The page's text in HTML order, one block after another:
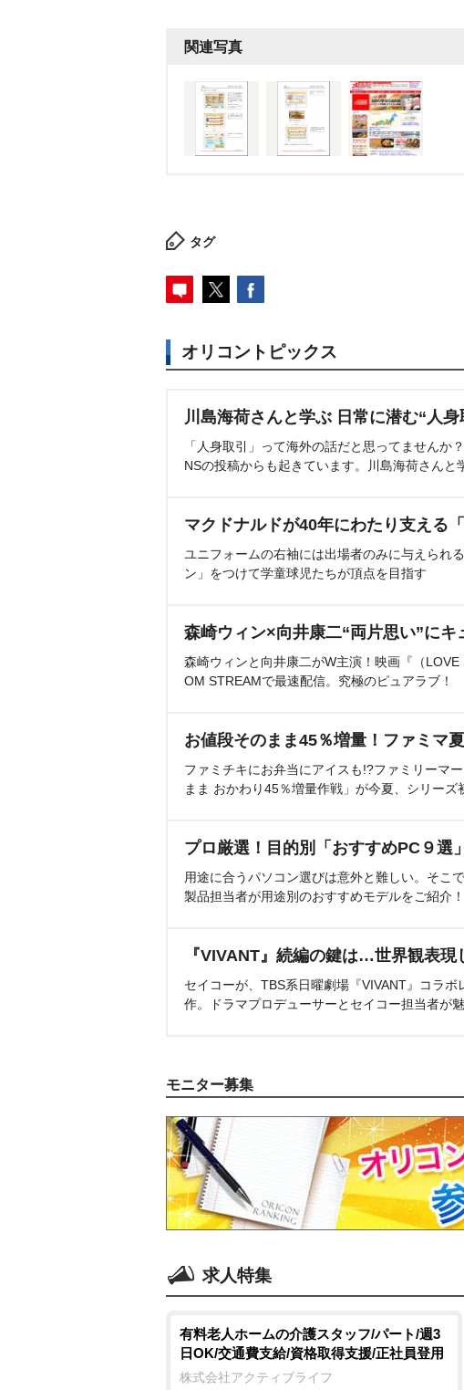
関連写真
タグ
オリコントピックス
川島海荷さんと学ぶ 日常に潜む“人
「人身取引」って海外の話だと思ってませんか
NSの投稿からも起きています。川島海荷さんと
マクドナルドが40年にわたり支える
ユニフォームの右袖には出場者のみに与えられ
ン」をつけて学童球児たちが頂点を目指す
森崎ウィン×向井康二“両片思い”にキ
森崎ウィンと向井康二がW主演！映画『（
OM STREAMで最速配信。究極のピュアラブ！
お値段そのまま45％増量！ファミマ
ファミチキにお弁当にアイスも!?ファミリーマ
まま おかわり45％増量作戦」が今夏、シリーズ
プロ厳選！目的別「おすすめPC９選
用途に合うパソコン選びは意外と難しい。そこ
製品担当者が用途別のおすすめモデルをご紹介！
『VIVANT』続編の鍵は…世界観表現
セイコーが、TBS系日曜劇場『VIVANT』コラボ
作。ドラマプロデューサーとセイコー担当者が魅
モニター募集
求人特集
有料老人ホームの介護スタッフ/パート/週3
日OK/交通費支給/資格取得支援/正社員登用
株式会社アクティブライフ